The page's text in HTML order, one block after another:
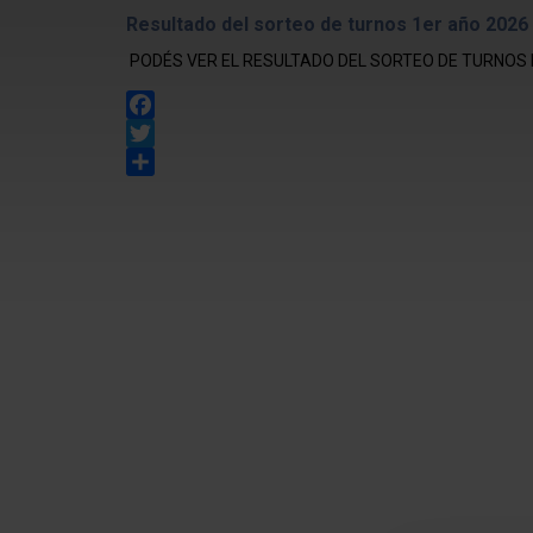
Resultado del sorteo de turnos 1er año 2026
PODÉS VER EL RESULTADO DEL SORTEO DE TURNOS
Facebook
Twitter